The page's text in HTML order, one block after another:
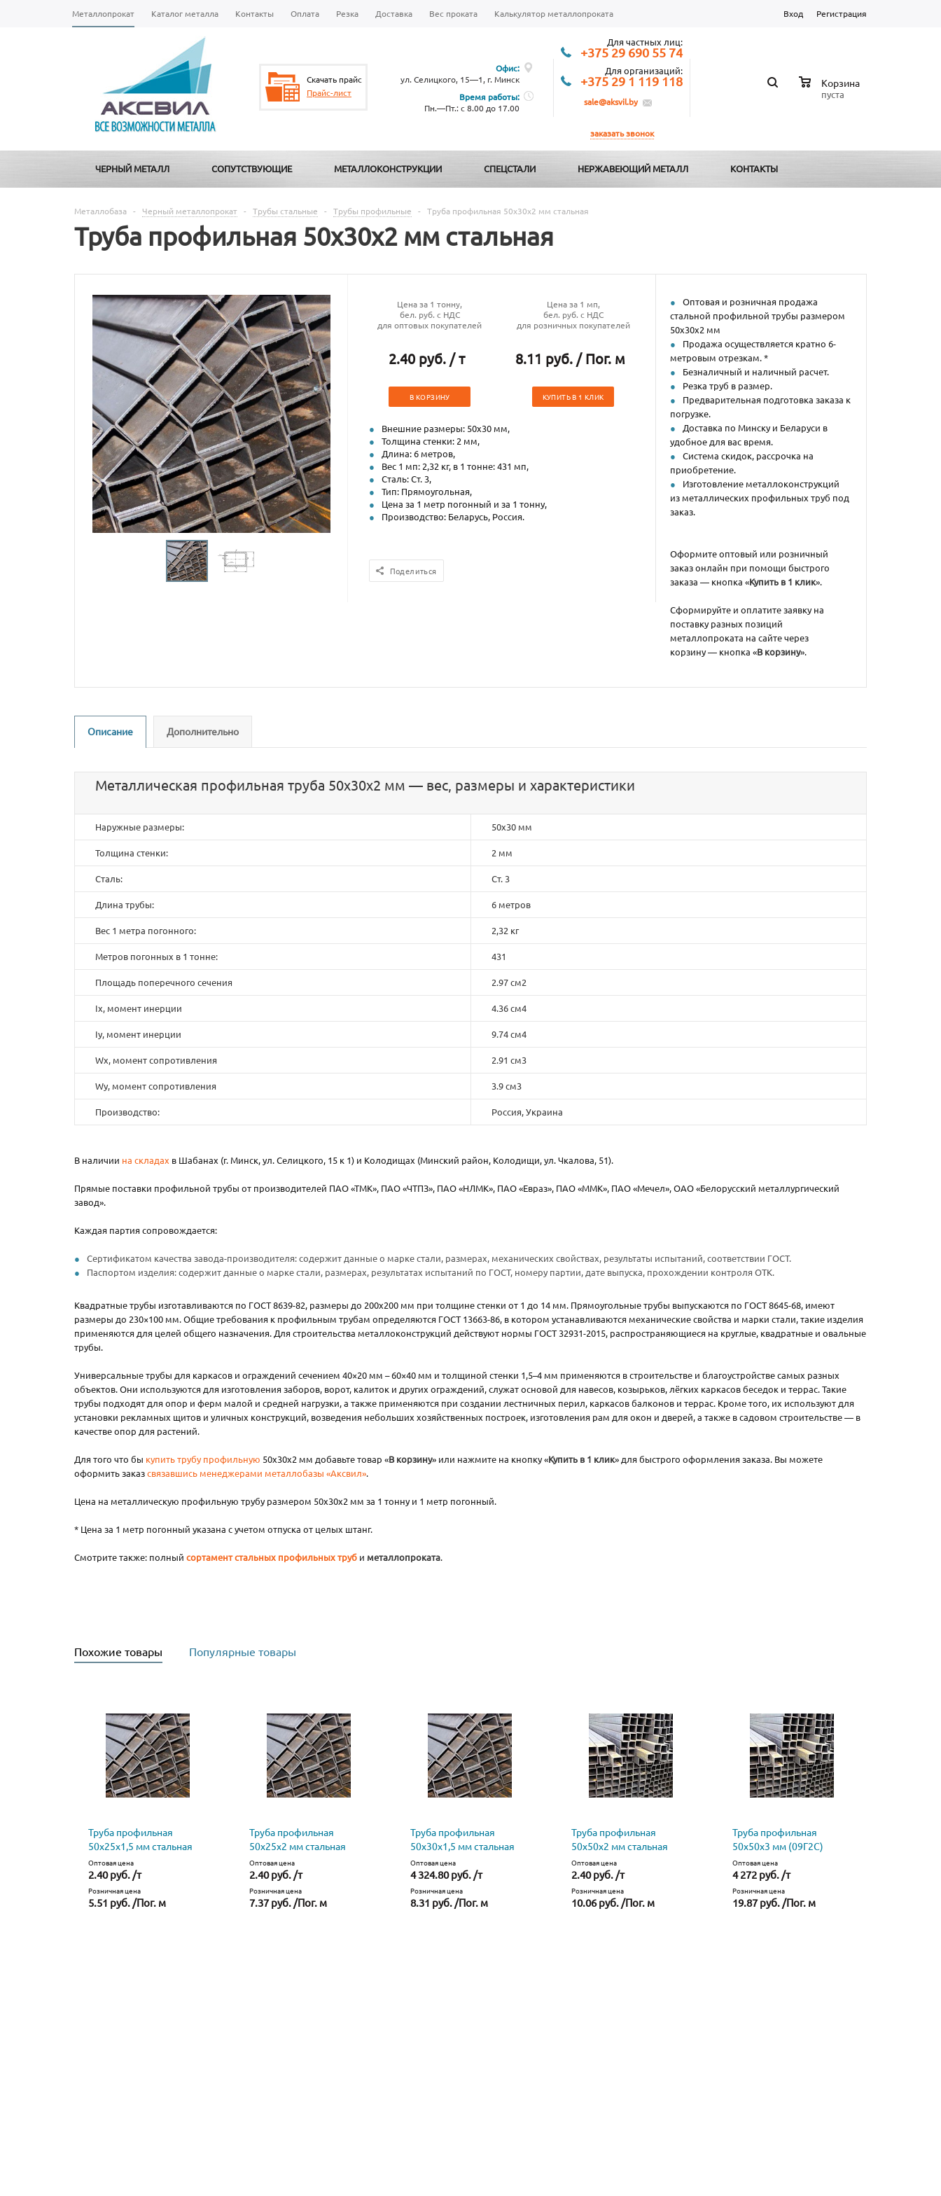
Металлопрокат Каталог металла Контакты Оплата Резка Доставка Вес проката Калькулятор металлопроката Вход Регистрация
Скачать прайс
Прайс-лист
Офис:
ул. Селицкого, 15—1, г. Минск
Время работы:
Пн.—Пт.: с 8.00 до 17.00
Для частных лиц:
+375 29 690 55 74
Для организаций:
+375 29 1 119 118
sale@aksvil.by
заказать звонок
Корзина
пуста
ЧЕРНЫЙ МЕТАЛЛ СОПУТСТВУЮЩИЕ МЕТАЛЛОКОНСТРУКЦИИ СПЕЦСТАЛИ НЕРЖАВЕЮЩИЙ МЕТАЛЛ КОНТАКТЫ
Металлобаза - Черный металлопрокат - Трубы стальные - Трубы профильные - Труба профильная 50х30х2 мм стальная
Труба профильная 50х30х2 мм стальная
Цена за 1 тонну,
бел. руб. с НДС
для оптовых покупателей
2.40 руб. / т
Цена за 1 мп,
бел. руб. с НДС
для розничных покупателей
8.11 руб. / Пог. м
В КОРЗИНУ КУПИТЬ В 1 КЛИК
Внешние размеры: 50х30 мм,
Толщина стенки: 2 мм,
Длина: 6 метров,
Вес 1 мп: 2,32 кг, в 1 тонне: 431 мп,
Сталь: Ст. 3,
Тип: Прямоугольная,
Цена за 1 метр погонный и за 1 тонну,
Производство: Беларусь, Россия.
Поделиться
Оптовая и розничная продажа
стальной профильной трубы размером
50х30х2 мм
Продажа осуществляется кратно 6-
метровым отрезкам. *
Безналичный и наличный расчет.
Резка труб в размер.
Предварительная подготовка заказа к
погрузке.
Доставка по Минску и Беларуси в
удобное для вас время.
Система скидок, рассрочка на
приобретение.
Изготовление металлоконструкций
из металлических профильных труб под
заказ.
Оформите оптовый или розничный
заказ онлайн при помощи быстрого
заказа — кнопка «Купить в 1 клик».
Сформируйте и оплатите заявку на
поставку разных позиций
металлопроката на сайте через
корзину — кнопка «В корзину».
Описание Дополнительно
Металлическая профильная труба 50х30х2 мм — вес, размеры и характеристики
Наружные размеры: 50х30 мм
Толщина стенки: 2 мм
Сталь: Ст. 3
Длина трубы: 6 метров
Вес 1 метра погонного: 2,32 кг
Метров погонных в 1 тонне: 431
Площадь поперечного сечения 2.97 см2
Ix, момент инерции 4.36 см4
Iy, момент инерции 9.74 см4
Wx, момент сопротивления 2.91 см3
Wy, момент сопротивления 3.9 см3
Производство: Россия, Украина
В наличии на складах в Шабанах (г. Минск, ул. Селицкого, 15 к 1) и Колодищах (Минский район, Колодищи, ул. Чкалова, 51).
Прямые поставки профильной трубы от производителей ПАО «ТМК», ПАО «ЧТПЗ», ПАО «НЛМК», ПАО «Евраз», ПАО «ММК», ПАО «Мечел», ОАО «Белорусский металлургический
завод».
Каждая партия сопровождается:
Сертификатом качества завода-производителя: содержит данные о марке стали, размерах, механических свойствах, результаты испытаний, соответствии ГОСТ.
Паспортом изделия: содержит данные о марке стали, размерах, результатах испытаний по ГОСТ, номеру партии, дате выпуска, прохождении контроля ОТК.
Квадратные трубы изготавливаются по ГОСТ 8639-82, размеры до 200х200 мм при толщине стенки от 1 до 14 мм. Прямоугольные трубы выпускаются по ГОСТ 8645-68, имеют
размеры до 230×100 мм. Общие требования к профильным трубам определяются ГОСТ 13663-86, в котором устанавливаются механические свойства и марки стали, такие изделия
применяются для целей общего назначения. Для строительства металлоконструкций действуют нормы ГОСТ 32931-2015, распространяющиеся на круглые, квадратные и овальные
трубы.
Универсальные трубы для каркасов и ограждений сечением 40×20 мм – 60×40 мм и толщиной стенки 1,5–4 мм применяются в строительстве и благоустройстве самых разных
объектов. Они используются для изготовления заборов, ворот, калиток и других ограждений, служат основой для навесов, козырьков, лёгких каркасов беседок и террас. Такие
трубы подходят для опор и ферм малой и средней нагрузки, а также применяются при создании лестничных перил, каркасов балконов и террас. Кроме того, их используют для
установки рекламных щитов и уличных конструкций, возведения небольших хозяйственных построек, изготовления рам для окон и дверей, а также в садовом строительстве — в
качестве опор для растений.
Для того что бы купить трубу профильную 50х30х2 мм добавьте товар «В корзину» или нажмите на кнопку «Купить в 1 клик» для быстрого оформления заказа. Вы можете
оформить заказсвязавшись менеджерами металлобазы «Аксвил».
Цена на металлическую профильную трубу размером 50х30х2 мм за 1 тонну и 1 метр погонный.
* Цена за 1 метр погонный указана с учетом отпуска от целых штанг.
Смотрите также: полный сортамент стальных профильных труб и металлопроката.
Похожие товары Популярные товары
Труба профильная
50х25х1,5 мм стальная
Оптовая цена
2.40 руб. /т
Розничная цена
5.51 руб. /Пог. м
Труба профильная
50х25х2 мм стальная
Оптовая цена
2.40 руб. /т
Розничная цена
7.37 руб. /Пог. м
Труба профильная
50х30х1,5 мм стальная
Оптовая цена
4 324.80 руб. /т
Розничная цена
8.31 руб. /Пог. м
Труба профильная
50х50х2 мм стальная
Оптовая цена
2.40 руб. /т
Розничная цена
10.06 руб. /Пог. м
Труба профильная
50х50х3 мм (09Г2С)
Оптовая цена
4 272 руб. /т
Розничная цена
19.87 руб. /Пог. м